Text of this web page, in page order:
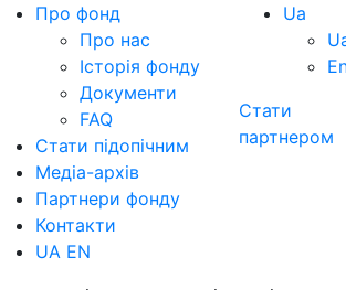
Про фонд
Про нас
Історія фонду
Документи
FAQ
Стати підопічним
Медіа-архів
Партнери фонду
Контакти
UA EN
Ua
Стати
партнером